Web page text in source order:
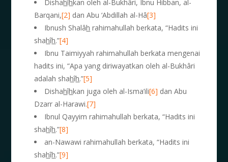
Dishahîhkan oleh al-Bukhâri, Ibnu Hibban, al-
Barqani,[2] dan Abu ‘Abdillah al-Hâ[3]
Ibnush Shalâh rahimahullah berkata, “Hadits ini
shahîh.”[4]
Ibnu Taimiyyah rahimahullah berkata mengenai
hadits ini, “Apa yang diriwayatkan oleh al-Bukhâri
adalah shahîh.”[5]
Dishahîhkan juga oleh al-Isma’ili[6] dan Abu
Dzarr al-Harawi.[7]
Ibnul Qayyim rahimahullah berkata, “Hadits ini
shahîh.”[8]
an-Nawawi rahimahullah berkata, “Hadits ini
shahîh.”[9]